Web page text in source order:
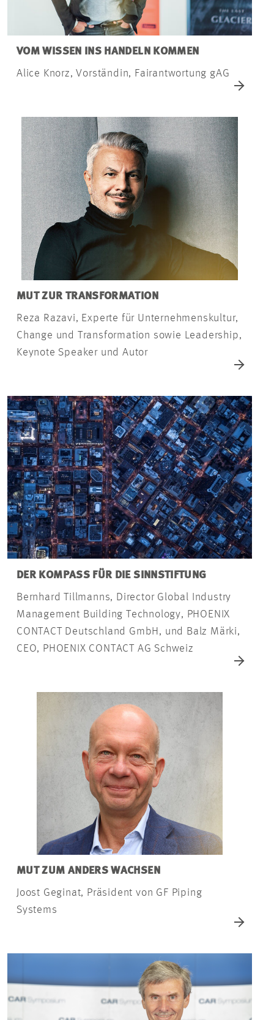
VOM WISSEN INS HANDELN KOMMEN
Alice Knorz, Vorständin, Fairantwortung gAG
MUT ZUR TRANSFORMATION
Reza Razavi, Experte für Unternehmenskultur,
Change und Transformation sowie Leadership,
Keynote Speaker und Autor
DER KOMPASS FÜR DIE SINNSTIFTUNG
Bernhard Tillmanns, Director Global Industry
Management Building Technology, PHOENIX
CONTACT Deutschland GmbH, und Balz Märki,
CEO, PHOENIX CONTACT AG Schweiz
MUT ZUM ANDERS WACHSEN
Joost Geginat, Präsident von GF Piping
Systems